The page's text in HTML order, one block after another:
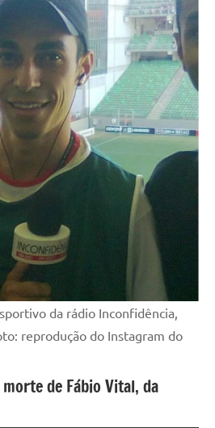
da rádio Inconfidência,
reprodução do Instagram do
de Fábio Vital, da